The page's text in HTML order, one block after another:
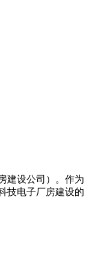
建设公司）。作为
技电子厂房建设的